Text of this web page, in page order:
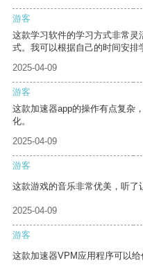
游客
这款学习软件的学习方式非常
式。我可以根据自己的时间安排
2025-04-09
游客
这款加速器app的操作有点复杂
化。
2025-04-09
游客
这款游戏的音乐非常优美，听了
2025-04-09
游客
这款加速器VPM应用程序可以给